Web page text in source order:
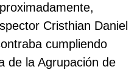
Cristhian Daniel
cumpliendo
de la Agrupación de